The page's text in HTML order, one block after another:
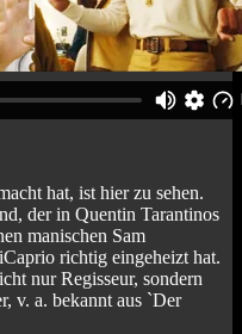
hat, ist hier zu sehen.
der in Quentin Tarantinos
manischen Sam
richtig eingeheizt hat.
nur Regisseur, sondern
v. a. bekannt aus `Der